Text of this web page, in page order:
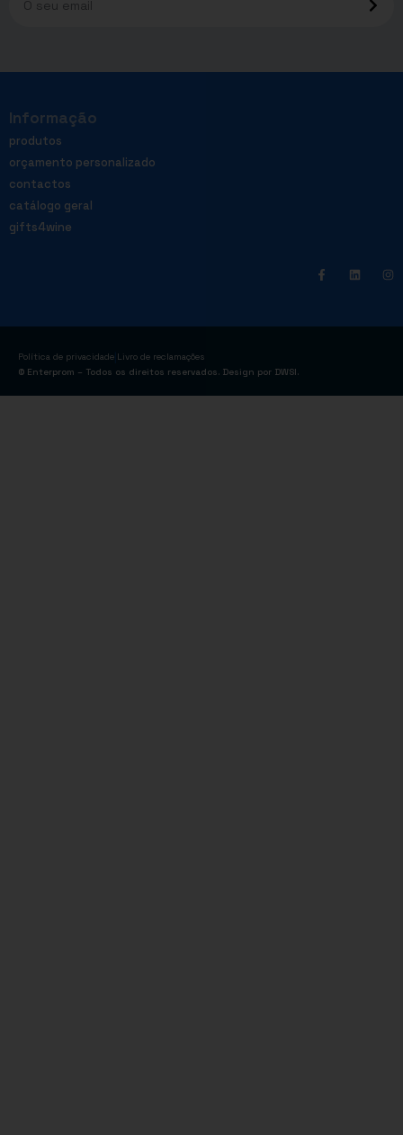
Informação
produtos
orçamento personalizado
contactos
catálogo geral
gifts4wine
Política de privacidade Livro de reclamações
© Enterprom – Todos os direitos reservados. Design por DWSI.